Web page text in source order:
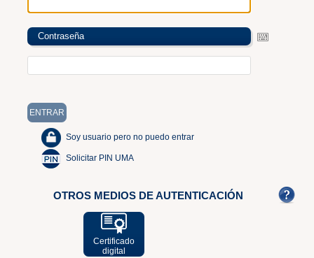
Contraseña
Soy usuario pero no puedo entrar
Solicitar PIN UMA
OTROS MEDIOS DE AUTENTICACIÓN
Certificado
digital